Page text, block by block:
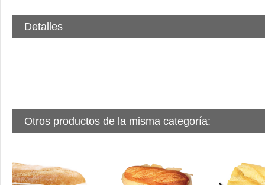
Detalles
Otros productos de la misma categoría: